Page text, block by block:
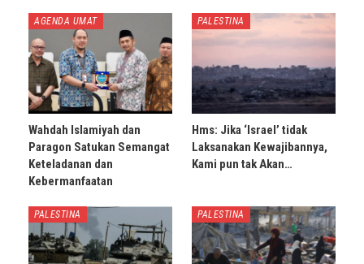
AGENDA UMAT
Wahdah Islamiyah dan
Paragon Satukan Semangat
Keteladanan dan
Kebermanfaatan
PALESTINA
Hms: Jika ‘Israel’ tidak
Laksanakan Kewajibannya,
Kami pun tak Akan…
PALESTINA PALESTINA